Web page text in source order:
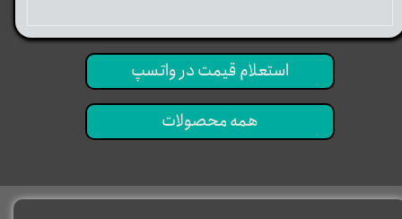
استعلام قیمت در واتسپ
همه محصولات